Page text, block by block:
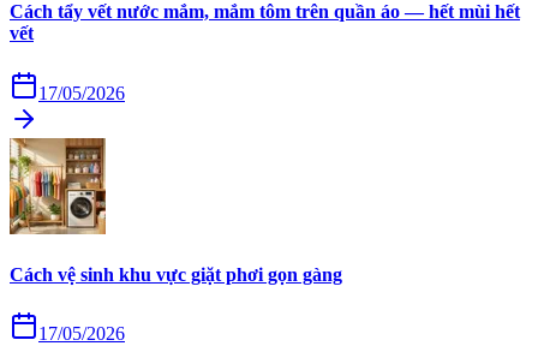
Cách tẩy vết nước mắm, mắm tôm trên quần áo — hết mùi hết
vết
17/05/2026
Cách vệ sinh khu vực giặt phơi gọn gàng
17/05/2026